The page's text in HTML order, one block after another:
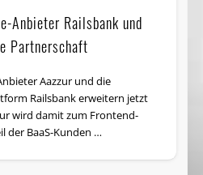
Anbieter Railsbank und
Partnerschaft
Aazzur und die
Railsbank erweitern jetzt
wird damit zum Frontend-
der BaaS-Kunden …